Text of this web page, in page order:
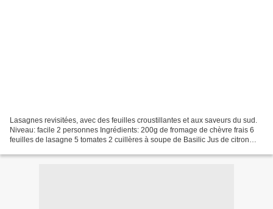
Lasagnes revisitées, avec des feuilles croustillantes et aux saveurs du sud.
Niveau: facile 2 personnes Ingrédients: 200g de fromage de chèvre frais 6
feuilles de lasagne 5 tomates 2 cuillères à soupe de Basilic Jus de citron